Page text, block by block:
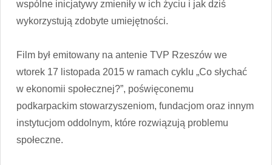
wspólne inicjatywy zmieniły w ich życiu i jak dziś
wykorzystują zdobyte umiejętności.
Film był emitowany na antenie TVP Rzeszów we
wtorek 17 listopada 2015 w ramach cyklu „Co słychać
w ekonomii społecznej?”, poświęconemu
podkarpackim stowarzyszeniom, fundacjom oraz innym
instytucjom oddolnym, które rozwiązują problemu
społeczne.